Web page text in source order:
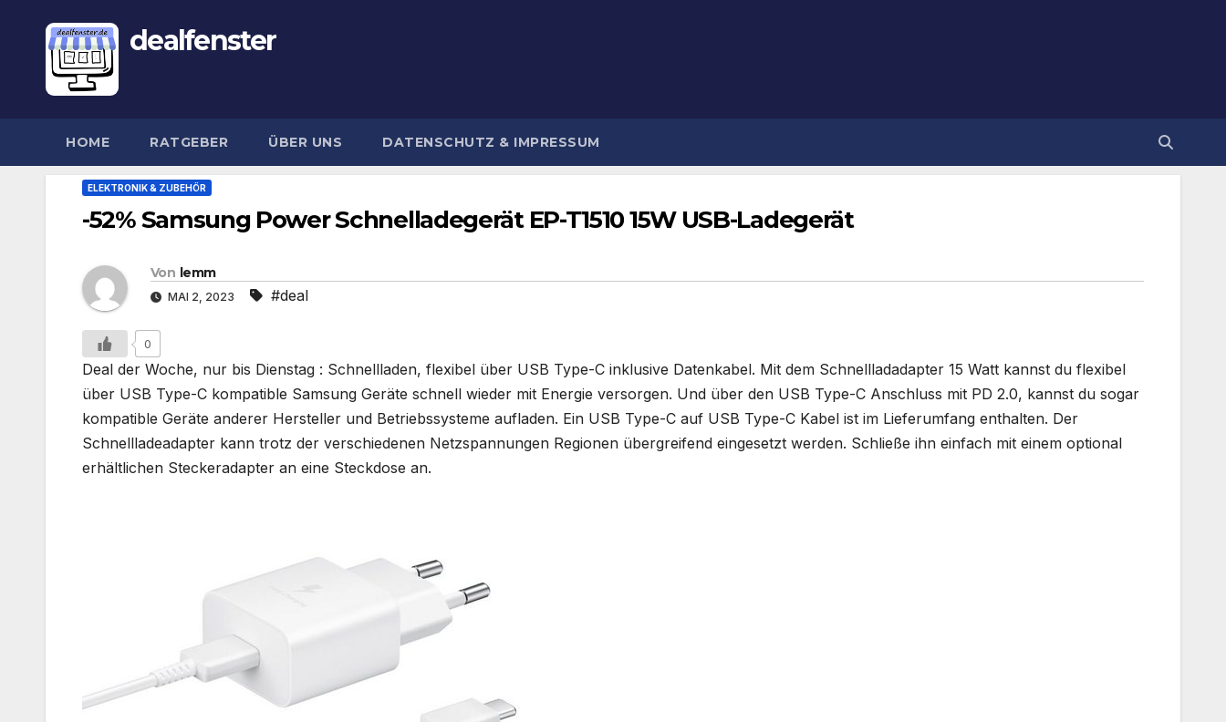
dealfenster
HOME RATGEBER ÜBER UNS DATENSCHUTZ & IMPRESSUM
ELEKTRONIK & ZUBEHÖR
-52% Samsung Power Schnelladegerät EP-T1510 15W USB-Ladegerät
Von lemm
MAI 2, 2023 #deal
0
Deal der Woche, nur bis Dienstag : Schnellladen, flexibel über USB Type-C inklusive Datenkabel. Mit dem Schnellladadapter 15 Watt kannst du flexibel
über USB Type-C kompatible Samsung Geräte schnell wieder mit Energie versorgen. Und über den USB Type-C Anschluss mit PD 2.0, kannst du sogar
kompatible Geräte anderer Hersteller und Betriebssysteme aufladen. Ein USB Type-C auf USB Type-C Kabel ist im Lieferumfang enthalten. Der
Schnellladeadapter kann trotz der verschiedenen Netzspannungen Regionen übergreifend eingesetzt werden. Schließe ihn einfach mit einem optional
erhältlichen Steckeradapter an eine Steckdose an.